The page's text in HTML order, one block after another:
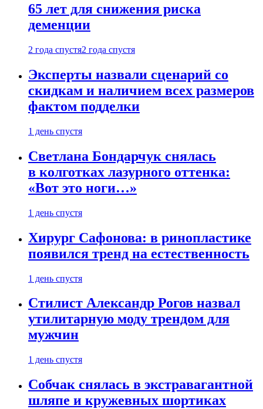
65 лет для снижения риска
деменции
2 года спустя2 года спустя
Эксперты назвали сценарий со
скидкам и наличием всех размеров
фактом подделки
1 день спустя
Светлана Бондарчук снялась
в колготках лазурного оттенка:
«Вот это ноги…»
1 день спустя
Хирург Сафонова: в ринопластике
появился тренд на естественность
1 день спустя
Стилист Александр Рогов назвал
утилитарную моду трендом для
мужчин
1 день спустя
Собчак снялась в экстравагантной
шляпе и кружевных шортиках